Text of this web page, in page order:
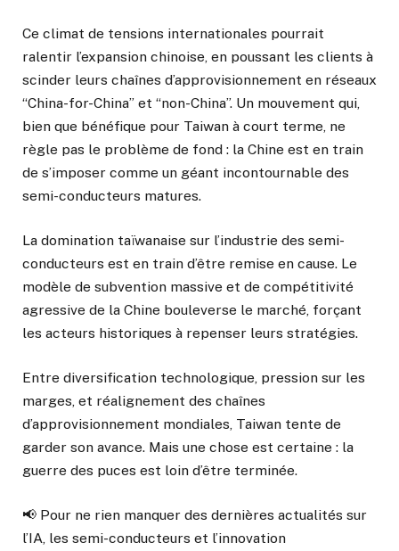
Ce climat de tensions internationales pourrait
ralentir l’expansion chinoise, en poussant les clients à
scinder leurs chaînes d’approvisionnement en réseaux
“China-for-China” et “non-China”. Un mouvement qui,
bien que bénéfique pour Taiwan à court terme, ne
règle pas le problème de fond : la Chine est en train
de s’imposer comme un géant incontournable des
semi-conducteurs matures.
La domination taïwanaise sur l’industrie des semi-
conducteurs est en train d’être remise en cause. Le
modèle de subvention massive et de compétitivité
agressive de la Chine bouleverse le marché, forçant
les acteurs historiques à repenser leurs stratégies.
Entre diversification technologique, pression sur les
marges, et réalignement des chaînes
d’approvisionnement mondiales, Taiwan tente de
garder son avance. Mais une chose est certaine : la
guerre des puces est loin d’être terminée.
📢 Pour ne rien manquer des dernières actualités sur
l’IA, les semi-conducteurs et l’innovation